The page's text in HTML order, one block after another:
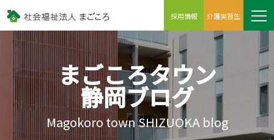
採用情報 介護実習生
まごころタウン
静岡ブログ
Magokoro town SHIZUOKA blog